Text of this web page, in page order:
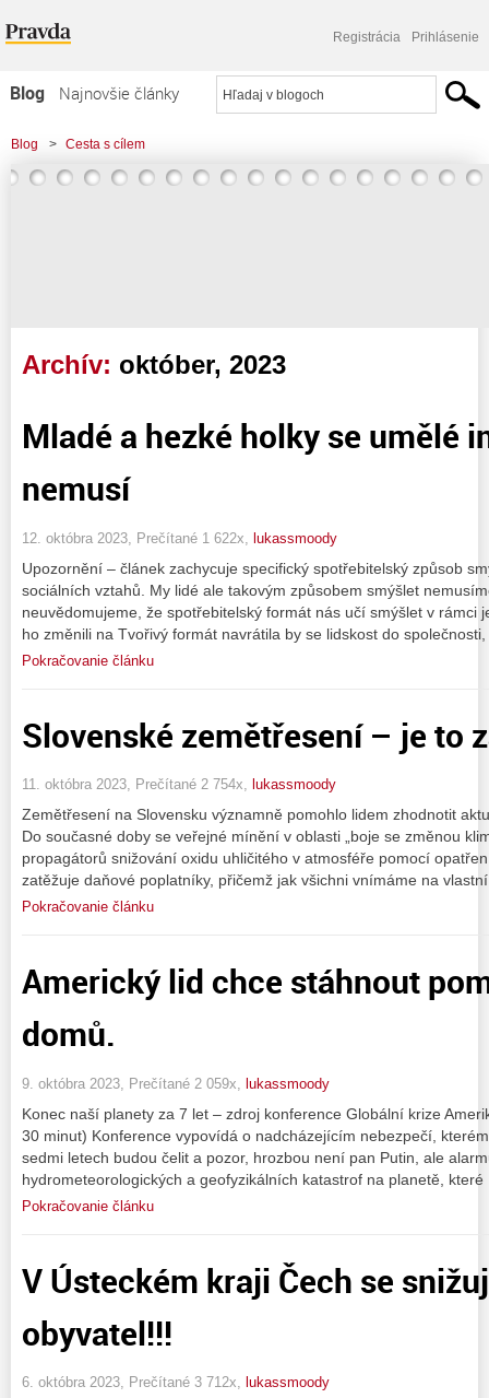
Registrácia Prihlásenie
Blog
Najnovšie články
Najčítanejšie články
Najkomentovanejšie články
Blog > Cesta s cílem
Archív: október, 2023
Mladé a hezké holky se umělé
nemusí
12. októbra 2023, Prečítané 1 622x, lukassmoody
Upozornění – článek zachycuje specifický spotřebitelský způsob
sociálních vztahů. My lidé ale takovým způsobem smýšlet
neuvědomujeme, že spotřebitelský formát nás učí smýšlet v rámci
ho změnili na Tvořivý formát navrátila by se lidskost do
Pokračovanie článku
Slovenské zemětřesení – je to
11. októbra 2023, Prečítané 2 754x, lukassmoody
Zemětřesení na Slovensku významně pomohlo lidem zhodnotit
Do současné doby se veřejné mínění v oblasti „boje se změnou
propagátorů snižování oxidu uhličitého v atmosféře pomocí
zatěžuje daňové poplatníky, přičemž jak všichni vnímáme na
Pokračovanie článku
Americký lid chce stáhnout
domů.
9. októbra 2023, Prečítané 2 059x, lukassmoody
Konec naší planety za 7 let – zdroj konference Globální krize
30 minut) Konference vypovídá o nadcházejícím nebezpečí,
sedmi letech budou čelit a pozor, hrozbou není pan Putin, ale
hydrometeorologických a geofyzikálních katastrof na planetě,
Pokračovanie článku
V Ústeckém kraji Čech se
obyvatel!!!
6. októbra 2023, Prečítané 3 712x, lukassmoody